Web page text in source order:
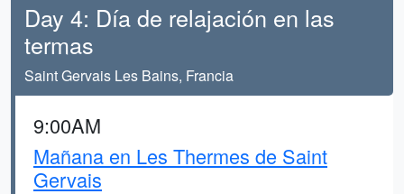
Day 4: Día de relajación en las
termas
Saint Gervais Les Bains, Francia
9:00AM
Mañana en Les Thermes de Saint
Gervais